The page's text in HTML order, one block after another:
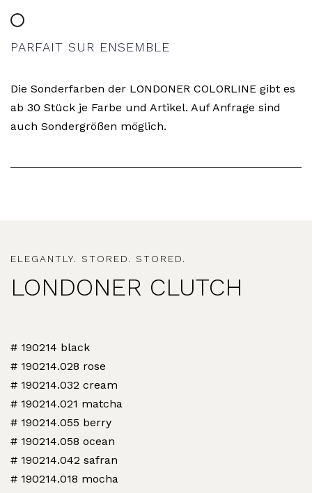
PARFAIT SUR ENSEMBLE
Die Sonderfarben der LONDONER COLORLINE gibt es
ab 30 Stück je Farbe und Artikel. Auf Anfrage sind
auch Sondergrößen möglich.
ELEGANTLY. STORED. STORED.
LONDONER CLUTCH
# 190214 black
# 190214.028 rose
# 190214.032 cream
# 190214.021 matcha
# 190214.055 berry
# 190214.058 ocean
# 190214.042 safran
# 190214.018 mocha